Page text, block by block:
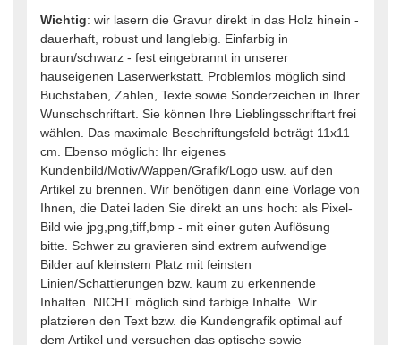
Wichtig: wir lasern die Gravur direkt in das Holz hinein -
dauerhaft, robust und langlebig. Einfarbig in
braun/schwarz - fest eingebrannt in unserer
hauseigenen Laserwerkstatt. Problemlos möglich sind
Buchstaben, Zahlen, Texte sowie Sonderzeichen in Ihrer
Wunschschriftart. Sie können Ihre Lieblingsschriftart frei
wählen. Das maximale Beschriftungsfeld beträgt 11x11
cm. Ebenso möglich: Ihr eigenes
Kundenbild/Motiv/Wappen/Grafik/Logo usw. auf den
Artikel zu brennen. Wir benötigen dann eine Vorlage von
Ihnen, die Datei laden Sie direkt an uns hoch: als Pixel-
Bild wie jpg,png,tiff,bmp - mit einer guten Auflösung
bitte. Schwer zu gravieren sind extrem aufwendige
Bilder auf kleinstem Platz mit feinsten
Linien/Schattierungen bzw. kaum zu erkennende
Inhalten. NICHT möglich sind farbige Inhalte. Wir
platzieren den Text bzw. die Kundengrafik optimal auf
dem Artikel und versuchen das optische sowie